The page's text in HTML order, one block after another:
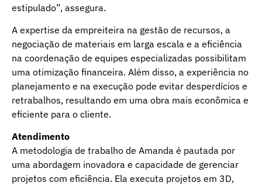
estipulado”, assegura.
A expertise da empreiteira na gestão de recursos, a
negociação de materiais em larga escala e a eficiência
na coordenação de equipes especializadas possibilitam
uma otimização financeira. Além disso, a experiência no
planejamento e na execução pode evitar desperdícios e
retrabalhos, resultando em uma obra mais econômica e
eficiente para o cliente.
Atendimento
A metodologia de trabalho de Amanda é pautada por
uma abordagem inovadora e capacidade de gerenciar
projetos com eficiência. Ela executa projetos em 3D,